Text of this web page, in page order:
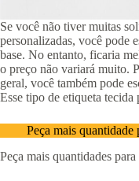
Se você não tiver muitas
personalizadas, você pode
base. No entanto, ficaria
o preço não variará muito.
geral, você também pode
Esse tipo de etiqueta tecida
Peça mais
Peça mais quantidades